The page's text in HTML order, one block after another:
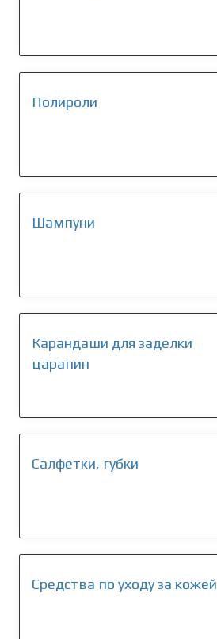
Полироли
Шампуни
Карандаши для заделки
царапин
Салфетки, губки
Средства по уходу за кожей